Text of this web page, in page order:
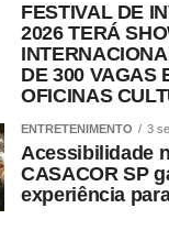
FESTIVAL DE
2026 TERÁ
DE 300 VAGAS
OFICINAS
ENTRETENIMENTO 3
Acessibilidade
CASACOR SP
experiência